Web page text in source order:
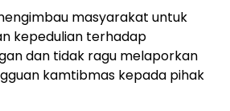
masyarakat untuk
kepedulian terhadap
dan tidak ragu melaporkan
kamtibmas kepada pihak